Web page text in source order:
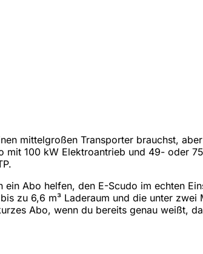
mittelgroßen Transporter brauchst,
100 kW Elektroantrieb und 49- oder
Abo helfen, den E-Scudo im echten
zu 6,6 m³ Laderaum und die unter zwei
Abo, wenn du bereits genau weißt,